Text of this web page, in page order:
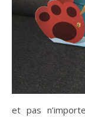
et pas